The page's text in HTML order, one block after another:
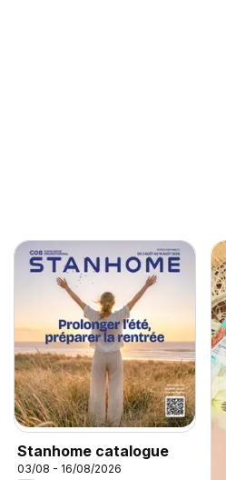
Stanhome catalogue
03/08 - 16/08/2026